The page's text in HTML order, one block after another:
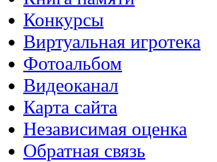
Конкурсы
Виртуальная игротека
Фотоальбом
Видеоканал
Карта сайта
Независимая оценка
Обратная связь